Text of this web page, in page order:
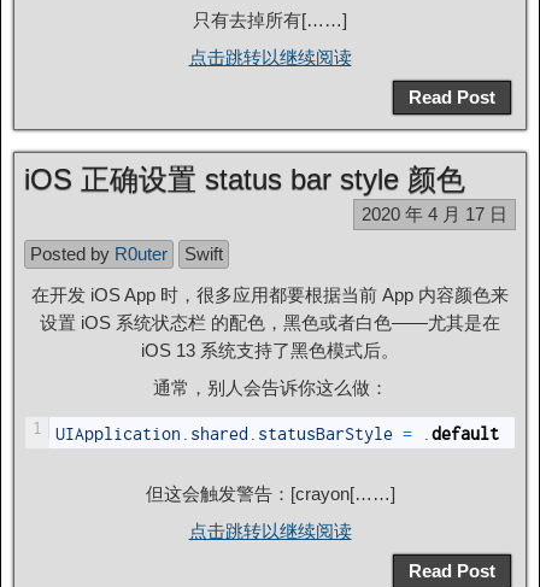
只有去掉所有[……]
点击跳转以继续阅读
Read Post
iOS 正确设置 status bar style 颜色
2020 年 4 月 17 日
Posted by R0uter
Swift
在开发 iOS App 时，很多应用都要根据当前 App 内容颜色来
设置 iOS 系统状态栏 的配色，黑色或者白色——尤其是在
iOS 13 系统支持了黑色模式后。
通常，别人会告诉你这么做：
1 UIApplication shared statusBarStyle = default
但这会触发警告：[crayon[……]
点击跳转以继续阅读
Read Post